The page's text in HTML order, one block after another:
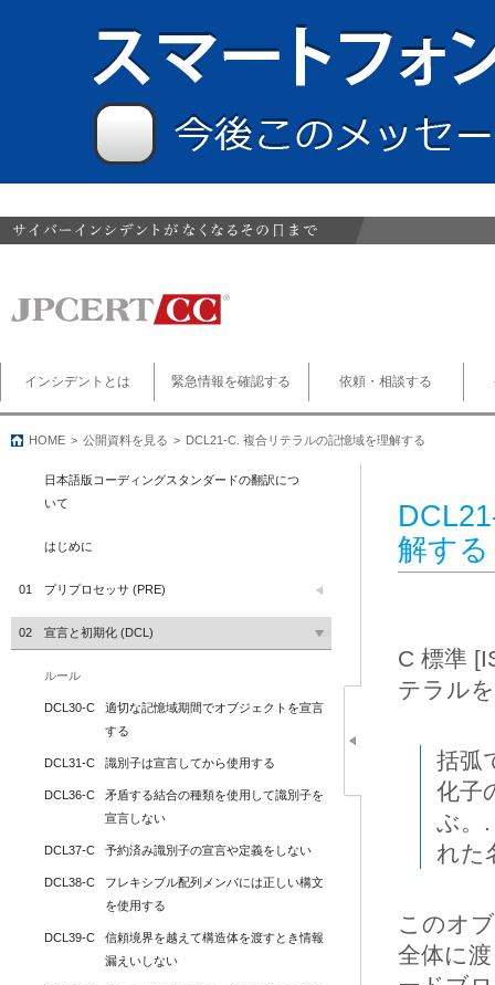
インシデントとは 緊急情報を確認する 依頼・相談する
HOME 公開資料を見る DCL21-C. 複合リテラルの記憶域を理解する
解する
C 標準
テラル
括弧
化子
ぶ。
れた
このオ
全体に
日本語版コーディングスタンダードの翻訳につ
いて
はじめに
01 プリプロセッサ (PRE)
02 宣言と初期化 (DCL)
ルール
DCL30-C
適切な記憶域期間でオブジェクトを宣言
する
DCL31-C 識別子は宣言してから使用する
DCL36-C
矛盾する結合の種類を使用して識別子を
宣言しない
DCL37-C 予約済み識別子の宣言や定義をしない
DCL38-C
フレキシブル配列メンバには正しい構文
を使用する
DCL39-C
信頼境界を越えて構造体を渡すとき情報
漏えいしない